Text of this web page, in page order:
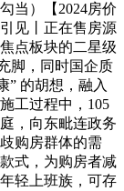
当）【2024房价
见丨正在售房源
点板块的二星级
脚，同时国企质
” 的胡想，融入
工过程中，105
，向东毗连政务
购房群体的需
式，为购房者减
轻上班族，可存